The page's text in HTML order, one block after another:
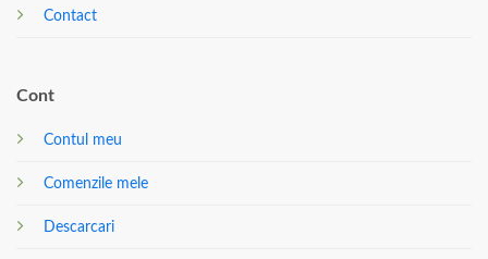
Contact
Cont
Contul meu
Comenzile mele
Descarcari